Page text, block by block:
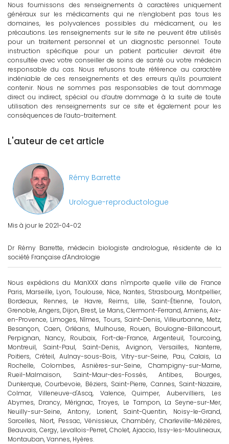
Nous fournissons des renseignements à caractères uniquement
généraux sur les médicaments qui ne n’englobent pas tous les
domaines, les polyvalences possibles du médicament, ou les
précautions. Les renseignements sur le site ne peuvent être utilisés
pour un traitement personnel et un diagnostic personnel. Toute
instruction spécifique pour un patient particulier devrait être
consultée avec votre conseiller de soins de santé ou votre médecin
responsable du cas. Nous refusons toute référence au caractère
indéniable de ces renseignements et des erreurs qu'ils pourraient
contenir. Nous ne sommes pas responsables de tout dommage
direct ou indirect, spécial ou d’autre dommage à la suite de toute
utilisation des renseignements sur ce site et également pour les
conséquences de l’auto-traitement.
L'auteur de cet article
Rémy Barrette
Urologue-reproductologue
Mis à jour le 2021-04-02
Dr Rémy Barrette, médecin biologiste andrologue, résidente de la
société Française d'Andrologie
Nous expédions du ManXXX dans n'importe quelle ville de France
Paris, Marseille, Lyon, Toulouse, Nice, Nantes, Strasbourg, Montpellier,
Bordeaux, Rennes, Le Havre, Reims, Lille, Saint-Étienne, Toulon,
Grenoble, Angers, Dijon, Brest, Le Mans, Clermont-Ferrand, Amiens, Aix-
en-Provence, Limoges, Nîmes, Tours, Saint-Denis, Villeurbanne, Metz,
Besançon, Caen, Orléans, Mulhouse, Rouen, Boulogne-Billancourt,
Perpignan, Nancy, Roubaix, Fort-de-France, Argenteuil, Tourcoing,
Montreuil, Saint-Paul, Saint-Denis, Avignon, Versailles, Nanterre,
Poitiers, Créteil, Aulnay-sous-Bois, Vitry-sur-Seine, Pau, Calais, La
Rochelle, Colombes, Asnières-sur-Seine, Champigny-sur-Marne,
Rueil-Malmaison, Saint-Maur-des-Fossés, Antibes, Bourges,
Dunkerque, Courbevoie, Béziers, Saint-Pierre, Cannes, Saint-Nazaire,
Colmar, Villeneuve-d'Ascq, Valence, Quimper, Aubervilliers, Les
Abymes, Drancy, Mérignac, Troyes, Le Tampon, La Seyne-sur-Mer,
Neuilly-sur-Seine, Antony, Lorient, Saint-Quentin, Noisy-le-Grand,
Sarcelles, Niort, Pessac, Vénissieux, Chambéry, Charleville-Mézières,
Beauvais, Cergy, Levallois-Perret, Cholet, Ajaccio, Issy-les-Moulineaux,
Montauban, Vannes, Hyères.